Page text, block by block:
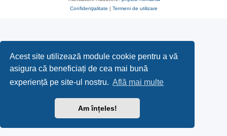
Acest site utilizează module cookie pentru a vă
asigura că beneficiați de cea mai bună
experiență pe site-ul nostru. Află mai multe
Am înțeles!
Confidenţialitate | Termeni de utilizare